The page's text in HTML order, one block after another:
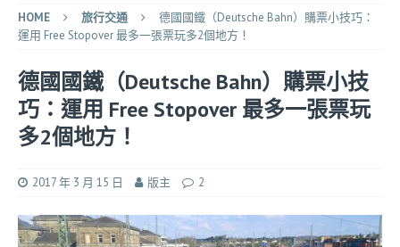
HOME 旅行交通
德國國鐵（Deutsche Bahn）購票小技巧：
運用 Free Stopover 最多一張票玩多2個地方！
德國國鐵（Deutsche Bahn）購票小技
巧：運用 Free Stopover 最多一張票玩
多2個地方！
2017 年 3 月 15 日 版主 2